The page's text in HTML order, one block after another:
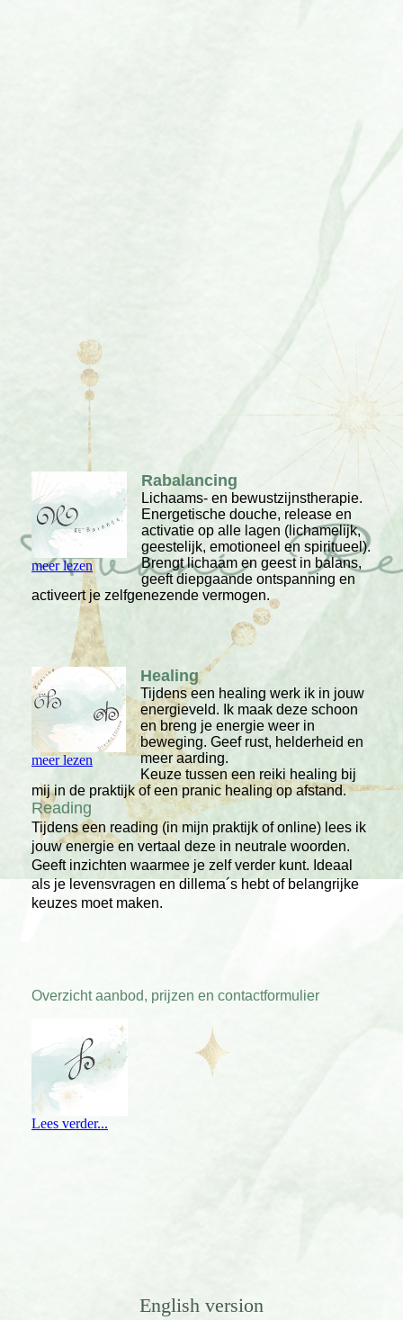
meer lezen
Rabalancing
Lichaams- en bewustzijnstherapie.
Energetische douche, release en
activatie op alle lagen (lichamelijk,
geestelijk, emotioneel en spiritueel).
Brengt lichaam en geest in balans,
geeft diepgaande ontspanning en
activeert je zelfgenezende vermogen.
meer lezen
Healing
Tijdens een healing werk ik in jouw
energieveld. Ik maak deze schoon
en breng je energie weer in
beweging. Geef rust, helderheid en
meer aarding.
Keuze tussen een reiki healing bij
mij in de praktijk of een pranic healing op afstand.
Reading
Tijdens een reading (in mijn praktijk of online) lees ik
jouw energie en vertaal deze in neutrale woorden.
Geeft inzichten waarmee je zelf verder kunt. Ideaal
als je levensvragen en dillema´s hebt of belangrijke
keuzes moet maken.
Overzicht aanbod, prijzen en contactformulier
Lees verder...
English version